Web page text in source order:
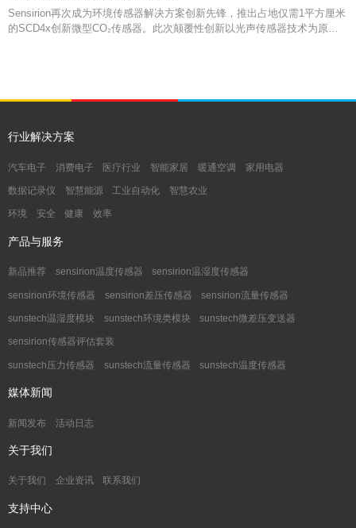
Sensirion再次成为环境传感器解决方案创新先锋，推出占地仅需1平方厘米
的SCD4x创新微型CO₂传感器。此次颠覆性创新以光声传感器技术为原
行业解决方案
汽车电子 消费电子 医疗行业 智能家居 暖通空调 家用电器
数据记录仪 智慧能源 工业自动化 智慧农业
环境 安全 健康 效率
产品与服务
新品推荐 sensirion温度传感器 sensirion温湿度传感器
sensirion环境传感器 sensirion差压传感器 sensirion流量传感器
sunstech温湿度模块 sunstech环境类模块 sunstech微差压变送器
sensirion传感器评估套装
sunstech压力传感器 sunstech流量传感器 sunstech温度传感器
媒体新闻
新闻发布 活动日志
关于我们
关于我们 企业资讯 联系我们
支持中心